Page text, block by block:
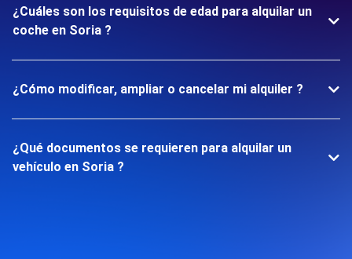
¿Cuáles son los requisitos de edad para alquilar un
coche en Soria ?
¿Cómo modificar, ampliar o cancelar mi alquiler ?
¿Qué documentos se requieren para alquilar un
vehículo en Soria ?